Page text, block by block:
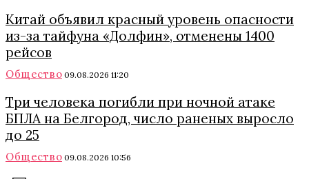
Китай объявил красный уровень опасности
из-за тайфуна «Долфин», отменены 1400
рейсов
Общество 09.08.2026 11:20
Три человека погибли при ночной атаке
БПЛА на Белгород, число раненых выросло
до 25
Общество 09.08.2026 10:56